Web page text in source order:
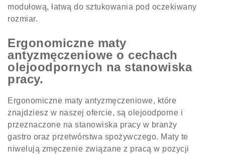
modułową, łatwą do sztukowania pod oczekiwany
rozmiar.
Ergonomiczne maty
antyzmęczeniowe o cechach
olejoodpornych na stanowiska
pracy.
Ergonomiczne maty antyzmęczeniowe, które
znajdziesz w naszej ofercie, są olejoodporne i
przeznaczone na stanowiska pracy w branży
gastro oraz przetwórstwa spożywczego. Maty te
niwelują zmęczenie związane z pracą w pozycji